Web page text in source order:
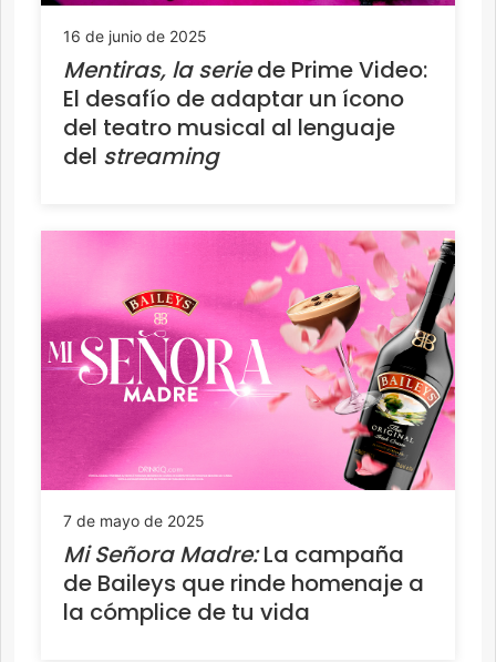
16 de junio de 2025
Mentiras, la seriede Prime Video:
El desafío de adaptar un ícono
del teatro musical al lenguaje
del streaming
7 de mayo de 2025
Mi Señora Madre:La campaña
de Baileys que rinde homenaje a
la cómplice de tu vida